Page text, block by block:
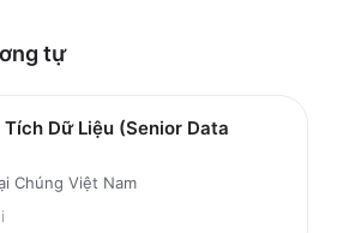
tự
Dữ Liệu (Senior Data
Chúng Việt Nam